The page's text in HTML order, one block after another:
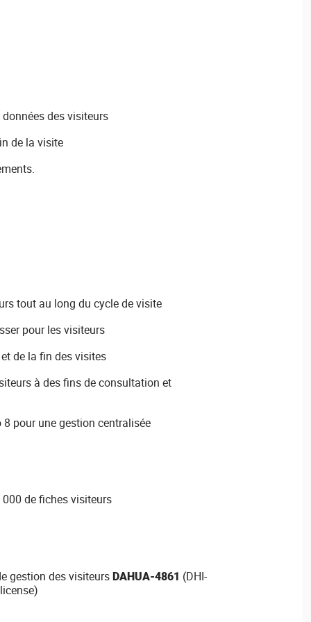
des visiteurs
de la visite
tout au long du cycle de visite
pour les visiteurs
de la fin des visites
à des fins de consultation et
pour une gestion centralisée
de fiches visiteurs
gestion des visiteursDAHUA-4861 (DHI-